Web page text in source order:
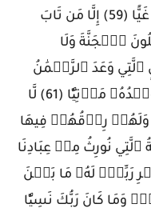
ٱلشَّهَوَٰتِۖ فَسَوۡفَ يَلۡقَوۡنَ غَيًّا (59) إِلَّا مَن تَابَ
ٱلۡجَنَّةَ وَلَا
جَنَّٰتِ عَدۡنٍ ٱلَّتِي وَعَدَ ٱلرَّحۡمَٰنُ
عِبَادَهُۥ بِٱلۡغَيۡبِۚ إِنَّهُۥ كَانَ وَعۡدُهُۥ مَأۡتِيّٗا (61) لَّا
وَلَهُمۡ رِزۡقُهُمۡ فِيهَا
ٱلۡجَنَّةُ ٱلَّتِي نُورِثُ مِنۡ عِبَادِنَا
إِلَّا بِأَمۡرِ رَبِّكَۖ لَهُۥ مَا بَيۡنَ
وَمَا كَانَ رَبُّكَ نَسِيّٗا